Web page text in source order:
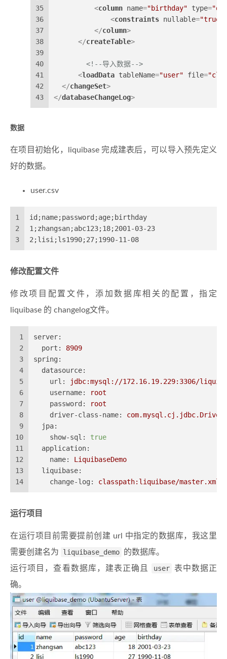
35
36
37
38
39
40
41
42
43
<column name="birthday" type=
<constraints nullable="true"
</column>
</createTable>
<!--导入数据-->
<loadData tableName="user" file=
</changeSet>
</databaseChangeLog>
数据
在项目初始化，liquibase 完成建表后，可以导入预先定义
好的数据。
user.csv
1
2
3
id;name;password;age;birthday
1;zhangsan;abc123;18;2001-03-23
2;lisi;ls1990;27;1990-11-08
修改配置文件
修改项目配置文件，添加数据库相关的配置，指定
liquibase 的 changelog文件。
1
2
3
4
5
6
7
8
9
10
11
12
13
14
server:
port:
8909
spring:
datasource:
url:
jdbc:mysql://172.16.19.229:3306/
username:
root
password:
root
driver-class-name:
com.mysql.cj.jdbc.Driver
jpa:
show-sql:
true
application:
name:
LiquibaseDemo
liquibase:
change-log:
classpath:liquibase/master.xml
运行项目
在运行项目前需要提前创建 url 中指定的数据库，我这里
需要创建名为
liquibase_demo
的数据库。
运行项目，查看数据库，建表正确且
user 表中数据正
确。